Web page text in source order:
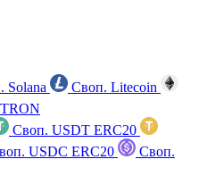
Solana
Своп. Litecoin
Своп. USDT ERC20
USDC ERC20
Своп.